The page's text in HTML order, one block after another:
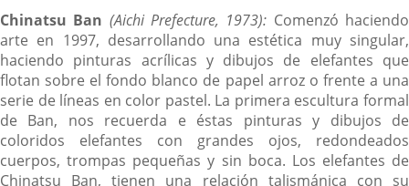
Chinatsu Ban (Aichi Prefecture, 1973): Comenzó haciendo
arte en 1997, desarrollando una estética muy singular,
haciendo pinturas acrílicas y dibujos de elefantes que
flotan sobre el fondo blanco de papel arroz o frente a una
serie de líneas en color pastel. La primera escultura formal
de Ban, nos recuerda e éstas pinturas y dibujos de
coloridos elefantes con grandes ojos, redondeados
cuerpos, trompas pequeñas y sin boca. Los elefantes de
Chinatsu Ban, tienen una relación talismánica con su